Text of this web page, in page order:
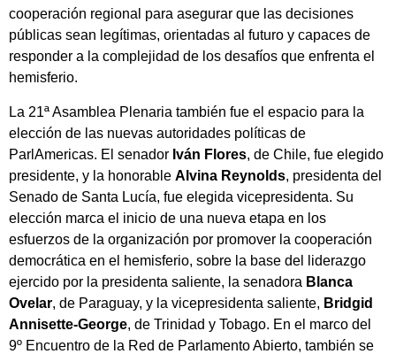
cooperación regional para asegurar que las decisiones
públicas sean legítimas, orientadas al futuro y capaces de
responder a la complejidad de los desafíos que enfrenta el
hemisferio.
La 21ª Asamblea Plenaria también fue el espacio para la
elección de las nuevas autoridades políticas de
ParlAmericas. El senador Iván Flores, de Chile, fue elegido
presidente, y la honorable Alvina Reynolds, presidenta del
Senado de Santa Lucía, fue elegida vicepresidenta. Su
elección marca el inicio de una nueva etapa en los
esfuerzos de la organización por promover la cooperación
democrática en el hemisferio, sobre la base del liderazgo
ejercido por la presidenta saliente, la senadora Blanca
Ovelar, de Paraguay, y la vicepresidenta saliente, Bridgid
Annisette-George, de Trinidad y Tobago. En el marco del
9º Encuentro de la Red de Parlamento Abierto, también se